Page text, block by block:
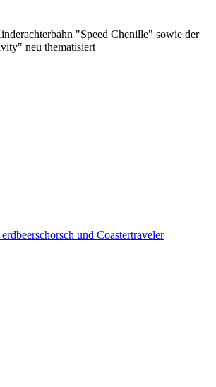
"Speed Chenille" sowie der
neu thematisiert
erdbeerschorsch und Coastertraveler